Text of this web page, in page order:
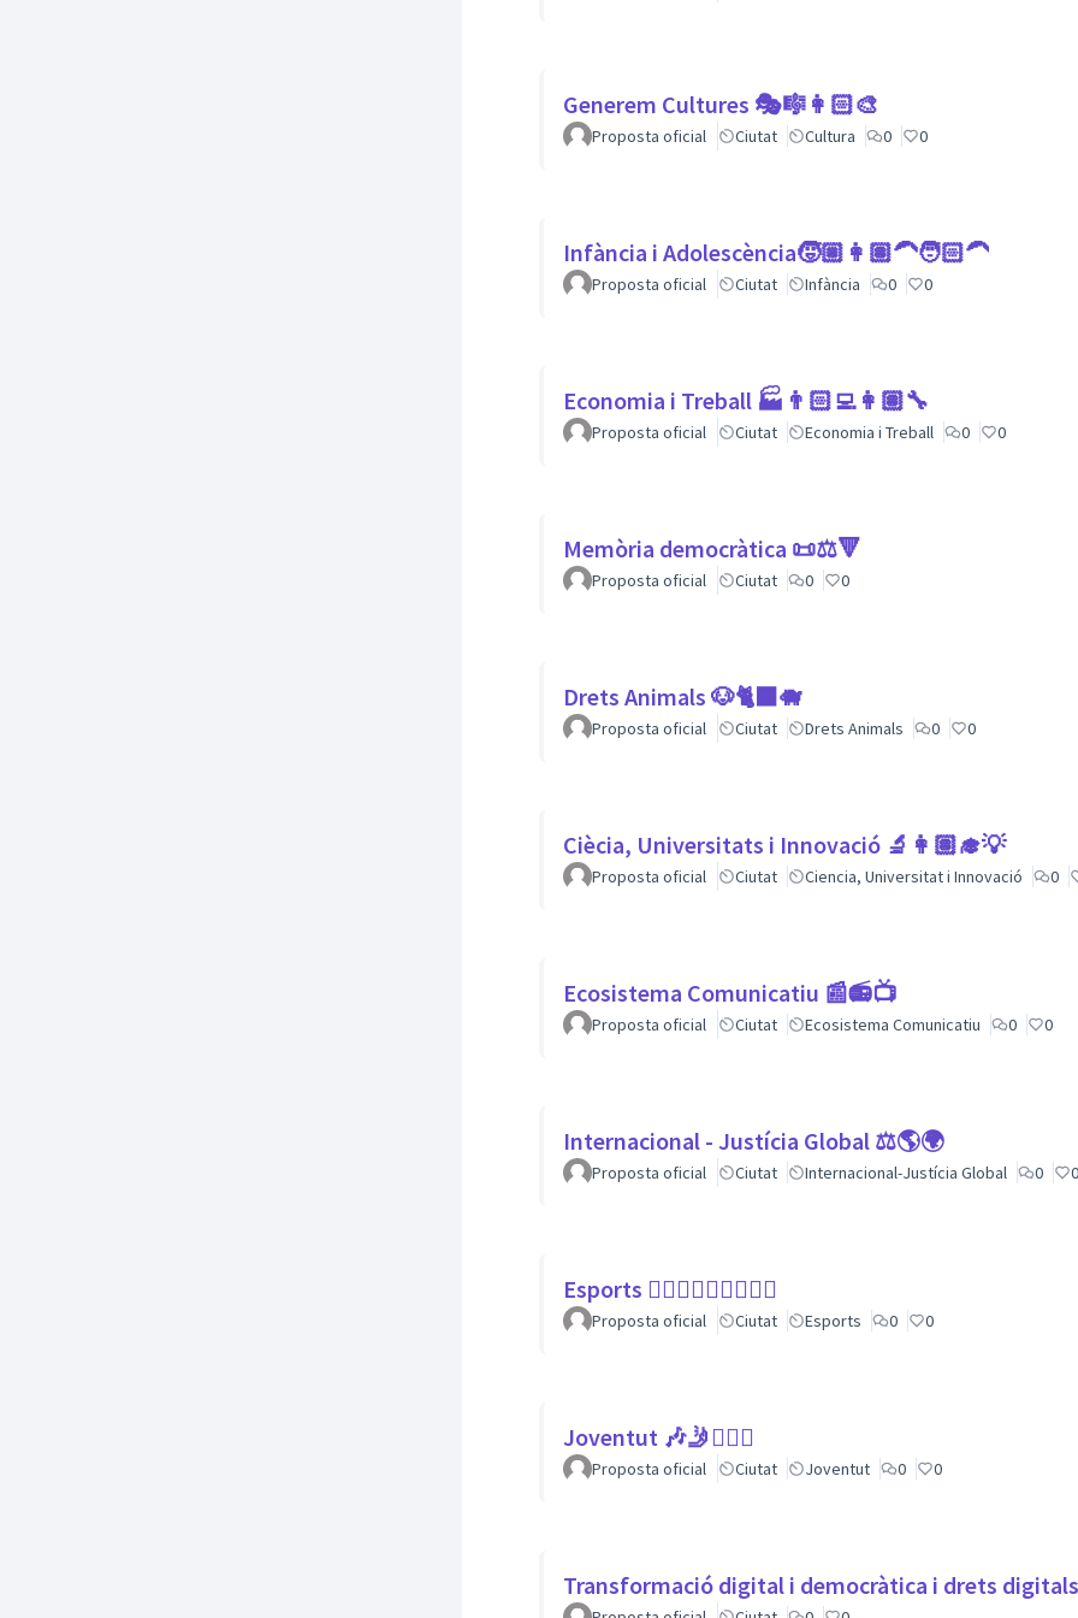
Generem Cultures 🎭🎼👩🏻‍🎨
Proposta oficial Ciutat Cultura 0 0
Infància i Adolescència🧒🏼👩🏽‍🦱🧑🏻‍🦱
Proposta oficial Ciutat Infància 0 0
Economia i Treball 🏭👨🏻‍💻👩🏽‍🔧
Proposta oficial Ciutat Economia i Treball 0 0
Memòria democràtica 📜⚖️🔻
Proposta oficial Ciutat 0 0
Drets Animals 🐶🐈‍⬛️🐗
Proposta oficial Ciutat Drets Animals 0 0
Ciècia, Universitats i Innovació 🔬👩🏽‍🎓💡
Proposta oficial Ciutat Ciencia, Universitat i Innovació 0
Ecosistema Comunicatiu 📰📻📺
Proposta oficial Ciutat Ecosistema Comunicatiu 0 0
Internacional - Justícia Global ⚖️🌎🌍
Proposta oficial Ciutat Internacional-Justícia Global 0 0
Esports 🏃🏾‍♀⛹🏼‍♀🏄🏼‍♂
Proposta oficial Ciutat Esports 0 0
Joventut 🎶🤳🙇🏽‍♀
Proposta oficial Ciutat Joventut 0 0
Transformació digital i democràtica i drets